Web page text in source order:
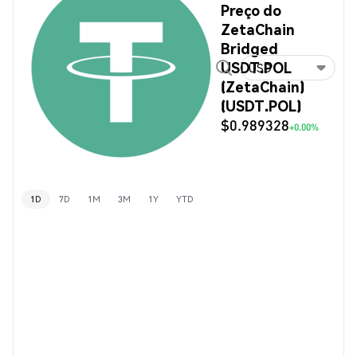
Preço do
ZetaChain
Bridged
USDT.POL
(ZetaChain)
(USDT.POL)
$0.989328+0.00%
USD
1D 7D 1M 3M 1Y YTD